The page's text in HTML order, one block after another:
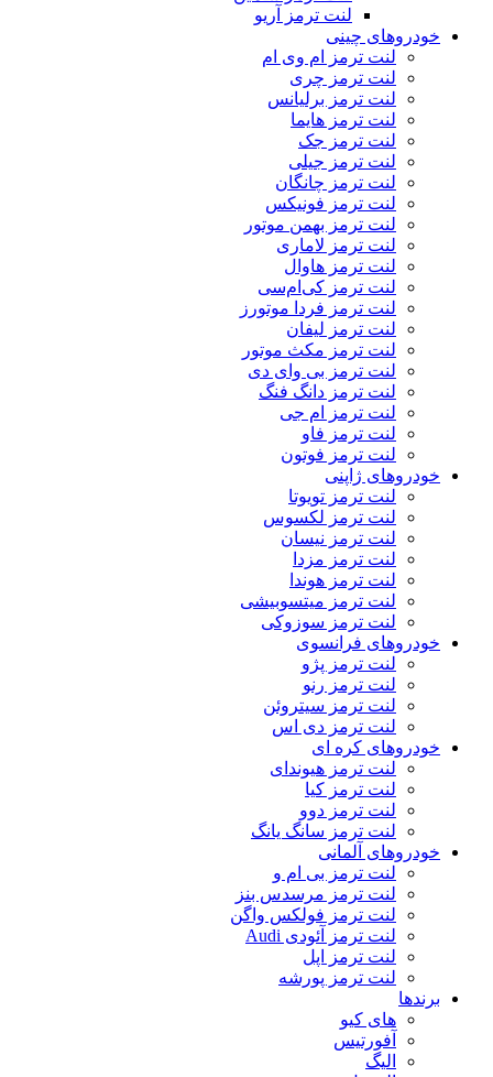
لنت ترمز آریو
خودروهای چینی
لنت ترمز ام وی ام
لنت ترمز چری
لنت ترمز برلیانس
لنت ترمز هایما
لنت ترمز جک
لنت ترمز جیلی
لنت ترمز چانگان
لنت ترمز فونیکس
لنت ترمز بهمن موتور
لنت ترمز لاماری
لنت ترمز هاوال
لنت ترمز کی‌ام‌سی
لنت ترمز فردا موتورز
لنت ترمز لیفان
لنت ترمز مکث موتور
لنت ترمز بی وای دی
لنت ترمز دانگ فنگ
لنت ترمز ام جی
لنت ترمز فاو
لنت ترمز فوتون
خودروهای ژاپنی
لنت ترمز تویوتا
لنت ترمز لکسوس
لنت ترمز نیسان
لنت ترمز مزدا
لنت ترمز هوندا
لنت ترمز میتسوبیشی
لنت ترمز سوزوکی
خودروهای فرانسوی
لنت ترمز پژو
لنت ترمز رنو
لنت ترمز سیتروئن
لنت ترمز دی اس
خودروهای کره ای
لنت ترمز هیوندای
لنت ترمز کیا
لنت ترمز دوو
لنت ترمز سانگ یانگ
خودروهای آلمانی
لنت ترمز بی ام و
لنت ترمز مرسدس بنز
لنت ترمز فولکس واگن
لنت ترمز آئودی Audi
لنت ترمز اپل
لنت ترمز پورشه
برندها
های کیو
آفورتیس
الیگ